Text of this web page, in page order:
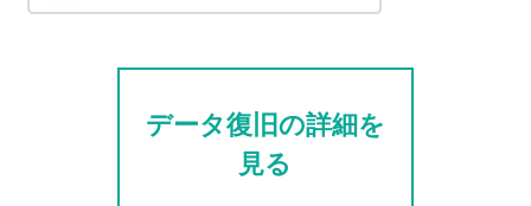
データ復旧の詳細を
見る